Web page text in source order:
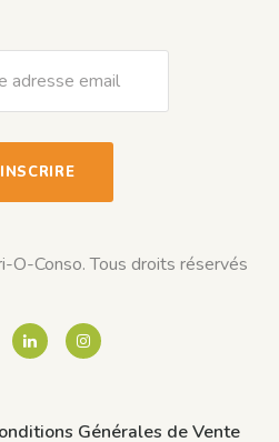
Conso. Tous droits réservés
Générales de Vente